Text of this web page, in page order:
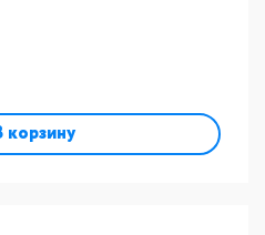
корзину